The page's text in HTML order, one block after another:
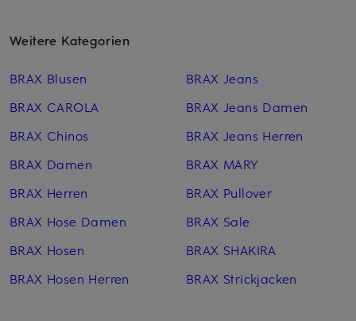
Weitere Kategorien
BRAX Blusen
BRAX CAROLA
BRAX Chinos
BRAX Damen
BRAX Herren
BRAX Hose Damen
BRAX Hosen
BRAX Hosen Herren
BRAX Jeans
BRAX Jeans Damen
BRAX Jeans Herren
BRAX MARY
BRAX Pullover
BRAX Sale
BRAX SHAKIRA
BRAX Strickjacken